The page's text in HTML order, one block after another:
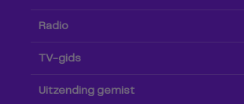
Radio
TV-gids
Uitzending gemist